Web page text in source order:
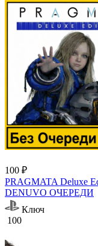
100 ₽
PRAGMATA Deluxe
DENUVO ОЧЕРЕДИ
Ключ
100